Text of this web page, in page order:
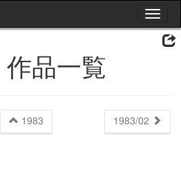
Toggle
作品一覧
1983 1983/02